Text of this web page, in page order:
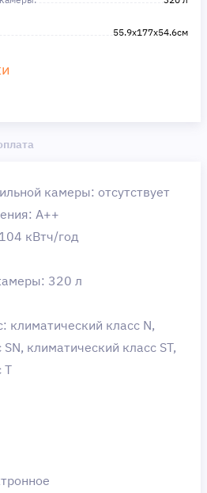
55.9x177x54.6см
камеры: отсутствует
A++
кВтч/год
320 л
климатический класс N,
климатический класс ST,
T